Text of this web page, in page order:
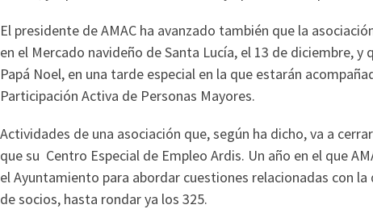
El presidente de AMAC ha avanzado también que la
en el Mercado navideño de Santa Lucía, el 13 de diciembre,
Papá Noel, en una tarde especial en la que estarán
Participación Activa de Personas Mayores.
Actividades de una asociación que, según ha dicho, va a
que su Centro Especial de Empleo Ardis. Un año en el que
el Ayuntamiento para abordar cuestiones relacionadas con
de socios, hasta rondar ya los 325.